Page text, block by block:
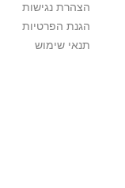
הצהרת נגישות
הגנת הפרטיות
תנאי שימוש